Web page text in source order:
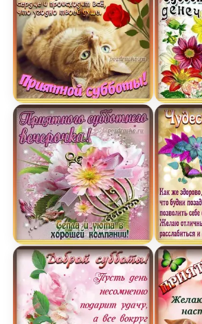
Картинка приятной субботы с
Открытка приятного